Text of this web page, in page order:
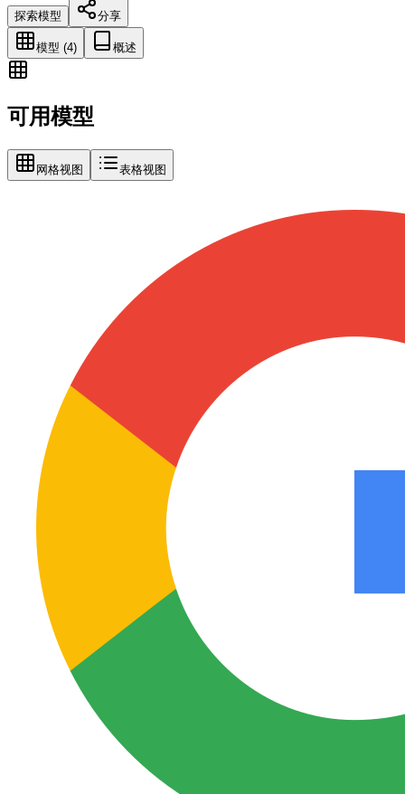
探索模型 分享
模型 (4) 概述
可用模型
网格视图 表格视图